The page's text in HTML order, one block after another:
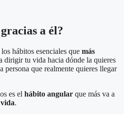
a él?
hábitos esenciales que más
dirigir tu vida hacia dónde la quieres
persona que realmente quieres llegar
es el hábito angular que más va a
.